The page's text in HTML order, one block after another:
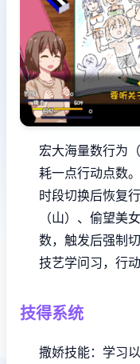
宏大海量数行为
耗一点行动点数。
时段切换后恢复
（山）、偷望美
数，触发后强制
技艺学问习，行
技得系统
撒娇技能：学习